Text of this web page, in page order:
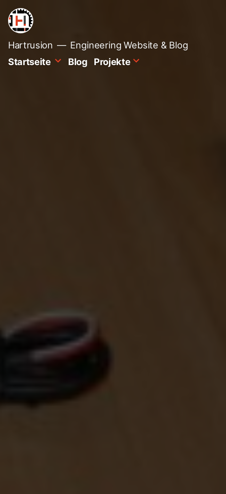
Inhalt
springen
Hartrusion
Engineering Website & Blog
Startseite
Blog Projekte